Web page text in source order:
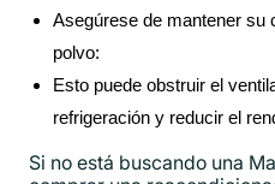
Asegúrese de mantener su
polvo:
Esto puede obstruir el
refrigeración y reducir el
Si no está buscando una